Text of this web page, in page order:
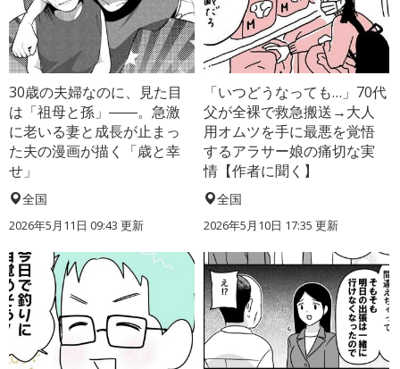
30歳の夫婦なのに、見た目
は「祖母と孫」――。急激
に老いる妻と成長が止まっ
た夫の漫画が描く「歳と幸
せ」
全国
2026年5月11日 09:43 更新
「いつどうなっても…」70代
父が全裸で救急搬送→大人
用オムツを手に最悪を覚悟
するアラサー娘の痛切な実
情【作者に聞く】
全国
2026年5月10日 17:35 更新